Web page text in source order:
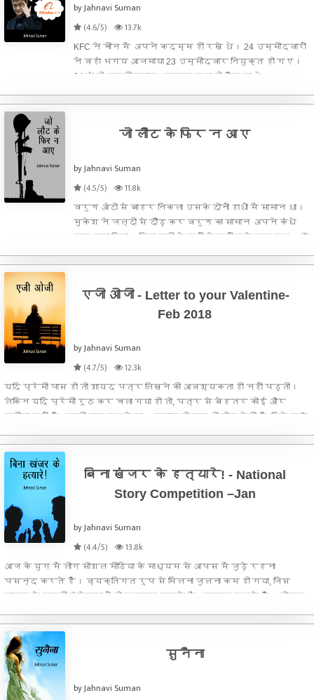
by Jahnavi Suman
(4.6/5)
13.7k
KFC ने चीन में अपने कदम्म ही रखे थे। 24 उम्मीदवारों
ने वहां भगय आजमाया 23 उम्मीदवार नियुक्त हो गए।
24 वां जो उम्मीदवार असफल रहा वो जैक मा थे।
जो लौट के फिर न आए
by Jahnavi Suman
(4.5/5)
11.8k
वरुण ऑटो से बाहर निकला उसके दोनों हाथों में सामान था।
मुकेश ने जल्दी से दौड़ कर वरुण का सामान अपने कंधे
पर उठा लिया। पिता ख़ुशी से वहीं के वहीं खड़े रह गए। माँ
आर्मी ज्वाइन करने के बाद कितना स्मार्ट लग रहा
एजी ओजी - Letter to your Valentine-
Feb 2018
by Jahnavi Suman
(4.7/5)
12.3k
यदि प्रेमी पास हो तो शायद पत्र लिखने की आवश्यकता ही नहीं पड़ती।
लेकिन यदि प्रेमी रूठ कर चला गया हो तो, पत्र से बेहतर कोई और
तरीका नहीं है अपनी बात कहने का। कलाम वो सब भी बोल देती है, जिसे ज़ुबाँ
बिना खंजर के हत्यारे! - National
Story Competition –Jan
by Jahnavi Suman
(4.4/5)
13.8k
आज के युग में लोग सोशल मीडिया के माध्यम से आपस में जुड़े रहना
पसन्द करते हैं। व्यक्तिगत रूप से मिलना जुलना कम हो गया, जिस
कारण वे सच्ची संवेदनाओं को महसूस करने में असफल रहते हैं। सोशल
व प्
सुनैना
by Jahnavi Suman